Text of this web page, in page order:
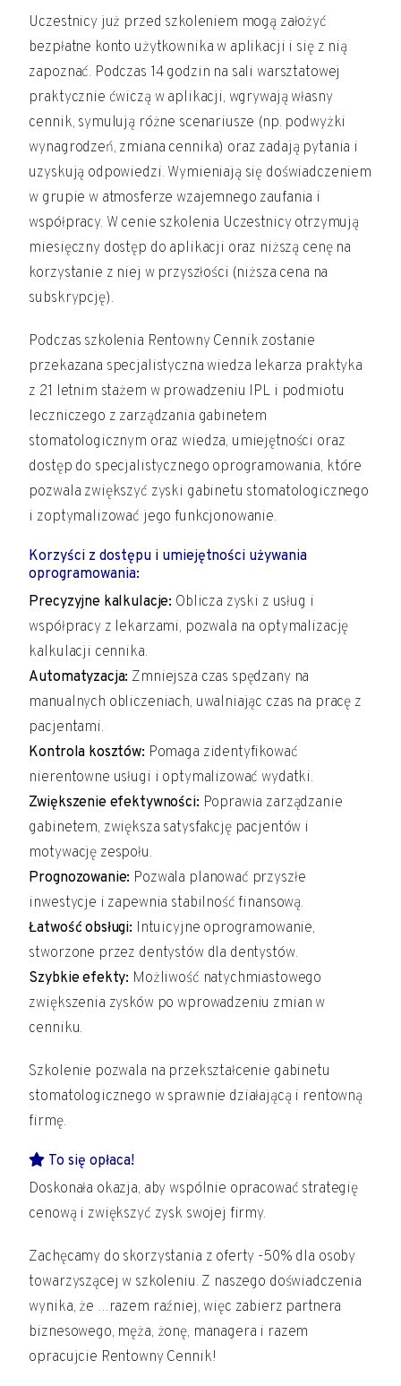
Uczestnicy już przed szkoleniem mogą założyć
bezpłatne konto użytkownika w aplikacji i się z nią
zapoznać. Podczas 14 godzin na sali warsztatowej
praktycznie ćwiczą w aplikacji, wgrywają własny
cennik, symulują różne scenariusze (np. podwyżki
wynagrodzeń, zmiana cennika) oraz zadają pytania i
uzyskują odpowiedzi. Wymieniają się doświadczeniem
w grupie w atmosferze wzajemnego zaufania i
współpracy. W cenie szkolenia Uczestnicy otrzymują
miesięczny dostęp do aplikacji oraz niższą cenę na
korzystanie z niej w przyszłości (niższa cena na
subskrypcję).
Podczas szkolenia Rentowny Cennik zostanie
przekazana specjalistyczna wiedza lekarza praktyka
z 21 letnim stażem w prowadzeniu IPL i podmiotu
leczniczego z zarządzania gabinetem
stomatologicznym oraz wiedza, umiejętności oraz
dostęp do specjalistycznego oprogramowania, które
pozwala zwiększyć zyski gabinetu stomatologicznego
i zoptymalizować jego funkcjonowanie.
Korzyści z dostępu i umiejętności używania
oprogramowania:
Precyzyjne kalkulacje: Oblicza zyski z usług i
współpracy z lekarzami, pozwala na optymalizację
kalkulacji cennika.
Automatyzacja: Zmniejsza czas spędzany na
manualnych obliczeniach, uwalniając czas na pracę z
pacjentami.
Kontrola kosztów: Pomaga zidentyfikować
nierentowne usługi i optymalizować wydatki.
Zwiększenie efektywności: Poprawia zarządzanie
gabinetem, zwiększa satysfakcję pacjentów i
motywację zespołu.
Prognozowanie: Pozwala planować przyszłe
inwestycje i zapewnia stabilność finansową.
Łatwość obsługi: Intuicyjne oprogramowanie,
stworzone przez dentystów dla dentystów.
Szybkie efekty: Możliwość natychmiastowego
zwiększenia zysków po wprowadzeniu zmian w
cenniku.
Szkolenie pozwala na przekształcenie gabinetu
stomatologicznego w sprawnie działającą i rentowną
firmę.
To się opłaca!
Doskonała okazja, aby wspólnie opracować strategię
cenową i zwiększyć zysk swojej firmy.
Zachęcamy do skorzystania z oferty -50% dla osoby
towarzyszącej w szkoleniu. Z naszego doświadczenia
wynika, że …razem raźniej, więc zabierz partnera
biznesowego, męża, żonę, managera i razem
opracujcie Rentowny Cennik!